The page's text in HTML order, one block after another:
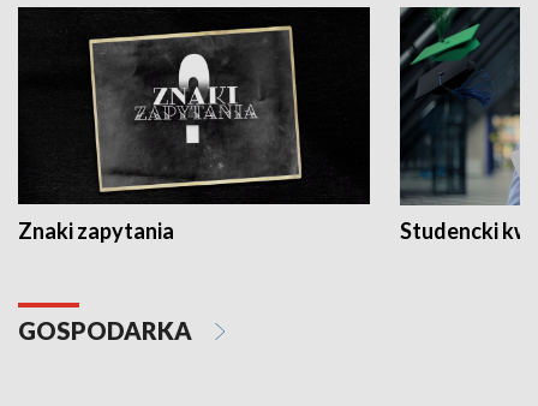
Znaki zapytania Studencki
GOSPODARKA